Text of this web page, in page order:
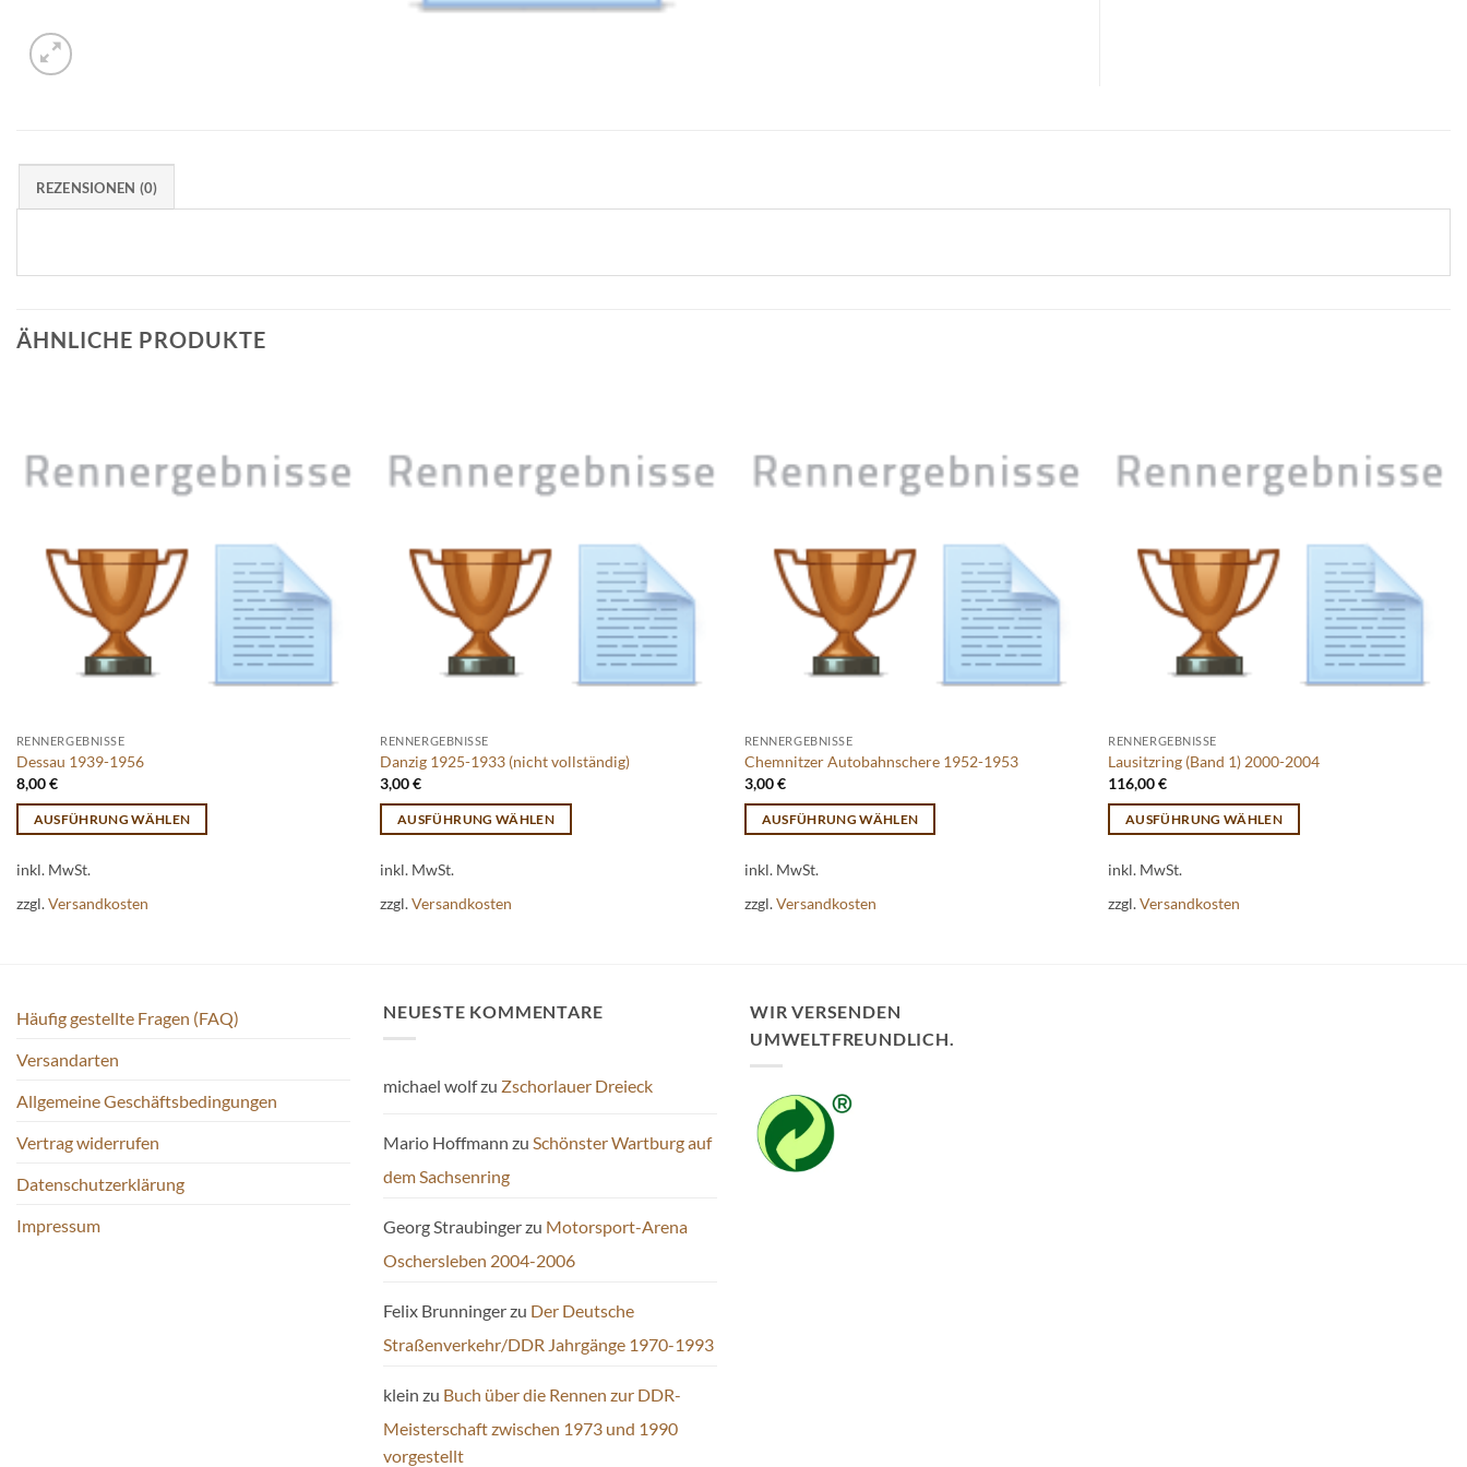
REZENSIONEN (0)
ÄHNLICHE PRODUKTE
RENNERGEBNISSE
Dessau 1939-1956
8,00€
AUSFÜHRUNG WÄHLEN
Produkt
weist
Optionen
auf
der
gewählt
inkl. MwSt.
zzgl.Versandkosten
RENNERGEBNISSE
Danzig 1925-1933 (nicht vollständig)
3,00€
AUSFÜHRUNG WÄHLEN
Produkt
weist
Optionen
der
gewählt
werden
inkl. MwSt.
zzgl.Versandkosten
RENNERGEBNISSE
Chemnitzer Autobahnschere 1952-1953
3,00€
AUSFÜHRUNG WÄHLEN
Produkt
weist
Optionen
können
auf
Produktseite
gewählt
werden
inkl. MwSt.
zzgl.Versandkosten
RENNERGEBNISSE
Lausitzring (Band 1) 2000-2004
116,00€
AUSFÜHRUNG WÄHLEN
Produkt
weist
inkl. MwSt.
zzgl.Versandkosten
Häufig gestellte Fragen (FAQ)
Versandarten
Allgemeine Geschäftsbedingungen
Vertrag widerrufen
Datenschutzerklärung
Impressum
NEUESTE KOMMENTARE
michael wolfzu Zschorlauer Dreieck
Mario Hoffmann zu Schönster Wartburg auf
dem Sachsenring
Georg Straubingerzu Motorsport-Arena
Oschersleben 2004-2006
Felix Brunningerzu Der Deutsche
Straßenverkehr/DDR Jahrgänge 1970-1993
klein zu Buch über die Rennen zur DDR-
Meisterschaft zwischen 1973 und 1990
vorgestellt
WIR VERSENDEN
UMWELTFREUNDLICH.